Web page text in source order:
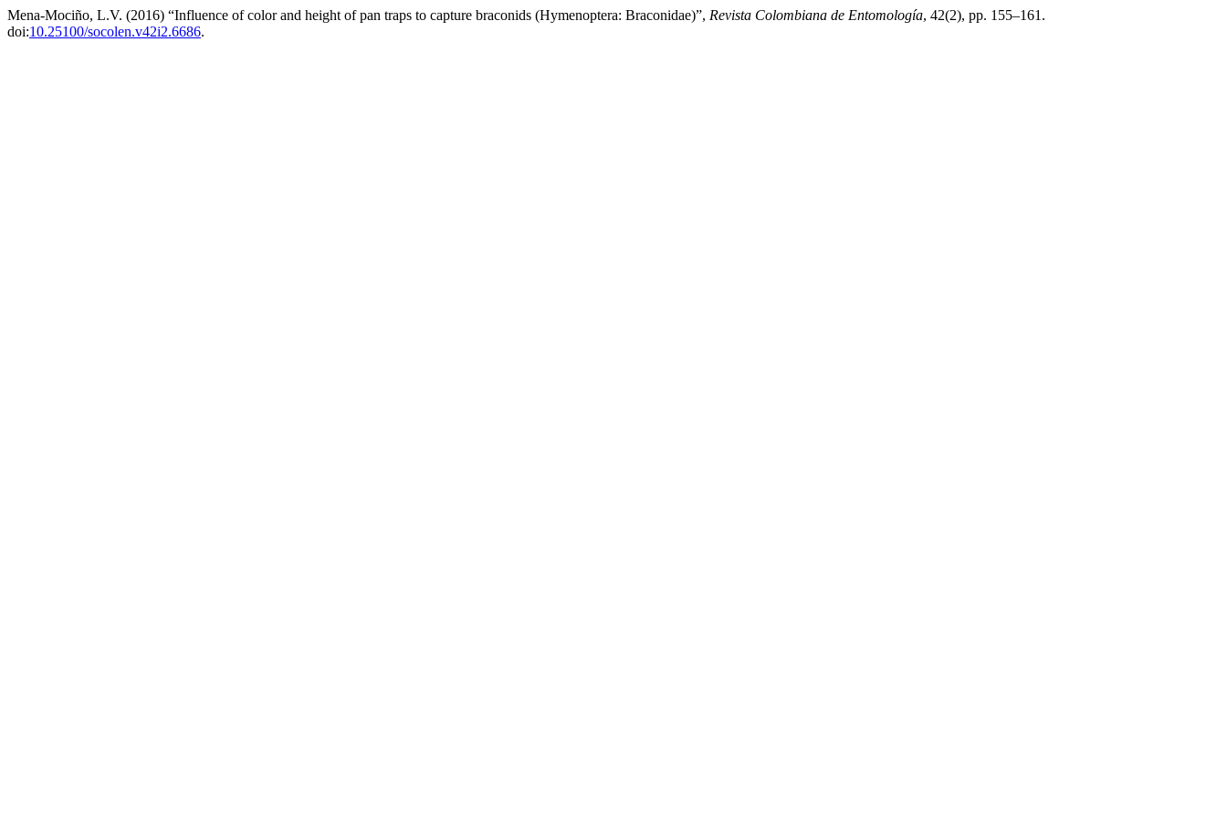
Mena-Mociño, L.V. (2016) “Influence of color and height of pan traps to capture braconids (Hymenoptera: Braconidae)”, Revista Colombiana de Entomología, 42(2), pp. 155–161.
doi:10.25100/socolen.v42i2.6686.